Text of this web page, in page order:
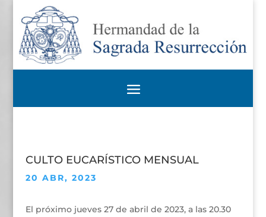
CULTO EUCARÍSTICO MENSUAL
20 ABR, 2023
El próximo jueves 27 de abril de 2023, a las 20.30